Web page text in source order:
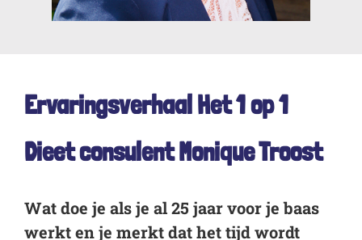
Ervaringsverhaal Het 1 op 1
Dieet consulent Monique Troost
Wat doe je als je al 25 jaar voor je baas
werkt en je merkt dat het tijd wordt